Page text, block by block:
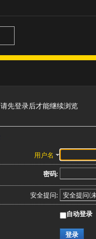
请先登录后才能继续浏览
用户名
密码:
安全提问:
自动登录
登录